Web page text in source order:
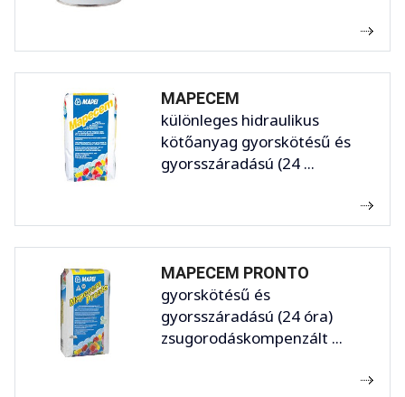
MAPECEM
különleges hidraulikus
kötőanyag gyorskötésű és
gyorsszáradású (24 ...
MAPECEM PRONTO
gyorskötésű és
gyorsszáradású (24 óra)
zsugorodáskompenzált ...